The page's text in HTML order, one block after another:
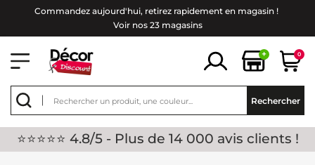
Commandez aujourd'hui, retirez rapidement en magasin !
Voir nos 23 magasins
+ 0
Rechercher
⭐⭐⭐⭐⭐ 4.8/5 - Plus de 14 000 avis clients !